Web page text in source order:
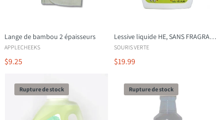
Lange de bambou 2 épaisseurs
APPLECHEEKS
$9.25
Lessive liquide HE, SANS FRAGRANCE
SOURIS VERTE
$19.99
Rupture de stock Rupture de stock